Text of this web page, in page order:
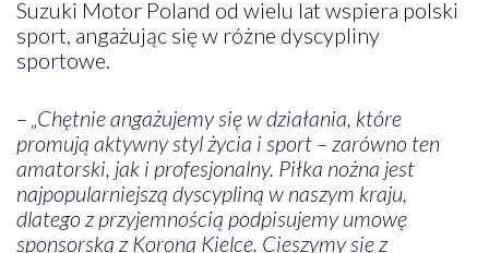
Suzuki Motor Poland od wielu lat wspiera polski
sport, angażując się w różne dyscypliny
sportowe.
– „Chętnie angażujemy się w działania, które
promują aktywny styl życia i sport – zarówno ten
amatorski, jak i profesjonalny. Piłka nożna jest
najpopularniejszą dyscypliną w naszym kraju,
dlatego z przyjemnością podpisujemy umowę
sponsorską z Koroną Kielce. Cieszymy się z